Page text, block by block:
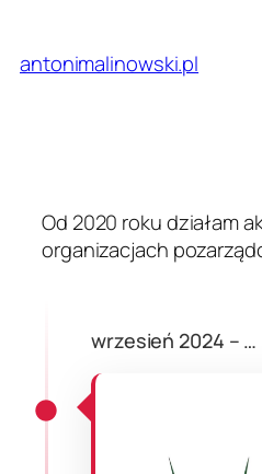
treści
antonimalinowski.pl
Od 2020 roku działam
organizacjach
wrzesień 2024 – …